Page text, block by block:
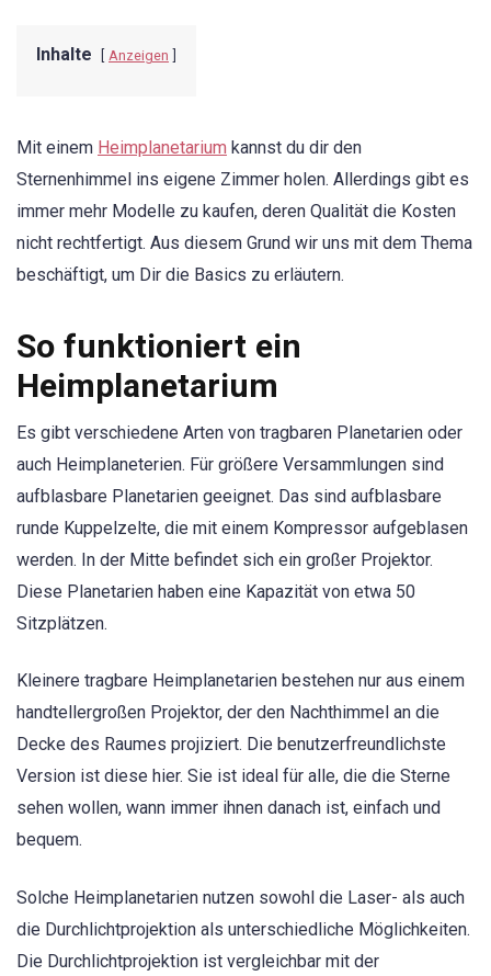
Inhalte Anzeigen
Mit einem Heimplanetarium kannst du dir den
Sternenhimmel ins eigene Zimmer holen. Allerdings gibt es
immer mehr Modelle zu kaufen, deren Qualität die Kosten
nicht rechtfertigt. Aus diesem Grund wir uns mit dem Thema
beschäftigt, um Dir die Basics zu erläutern.
So funktioniert ein
Heimplanetarium
Es gibt verschiedene Arten von tragbaren Planetarien oder
auch Heimplaneterien. Für größere Versammlungen sind
aufblasbare Planetarien geeignet. Das sind aufblasbare
runde Kuppelzelte, die mit einem Kompressor aufgeblasen
werden. In der Mitte befindet sich ein großer Projektor.
Diese Planetarien haben eine Kapazität von etwa 50
Sitzplätzen.
Kleinere tragbare Heimplanetarien bestehen nur aus einem
handtellergroßen Projektor, der den Nachthimmel an die
Decke des Raumes projiziert. Die benutzerfreundlichste
Version ist diese hier. Sie ist ideal für alle, die die Sterne
sehen wollen, wann immer ihnen danach ist, einfach und
bequem.
Solche Heimplanetarien nutzen sowohl die Laser- als auch
die Durchlichtprojektion als unterschiedliche Möglichkeiten.
Die Durchlichtprojektion ist vergleichbar mit der